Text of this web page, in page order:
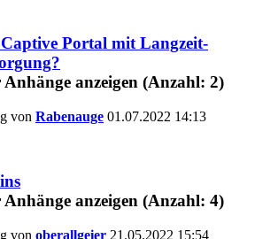
Portal mit Langzeit-
von Rabenauge 01.07.2022 14:13
von oberallgeier 21.05.2022 15:54